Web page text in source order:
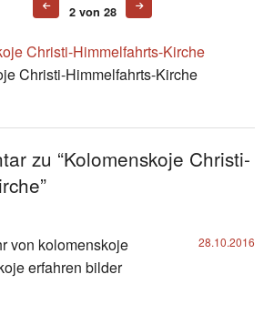
2 von 28
Christi-Himmelfahrts-Kirche
zu “Kolomenskoje Christi-
28.10.2016
von kolomenskoje
erfahren bilder